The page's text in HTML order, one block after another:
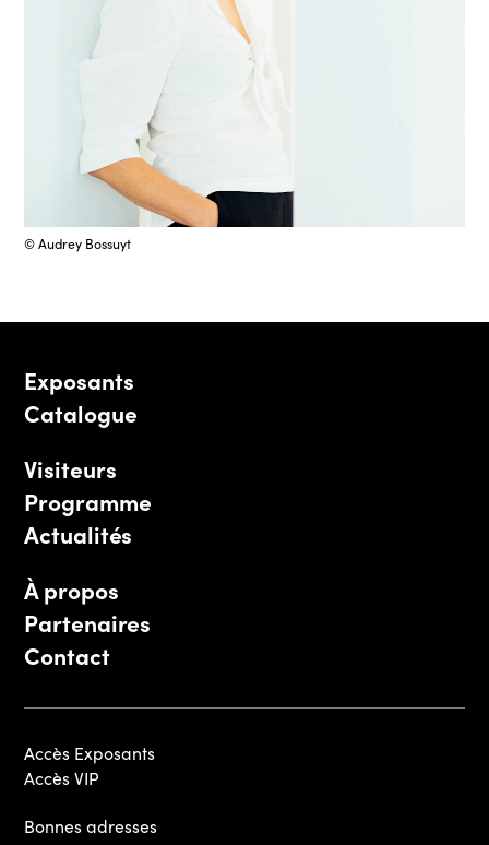
© Audrey Bossuyt
Exposants
Catalogue
Visiteurs
Programme
Actualités
À propos
Partenaires
Contact
Accès Exposants
Accès VIP
Bonnes adresses